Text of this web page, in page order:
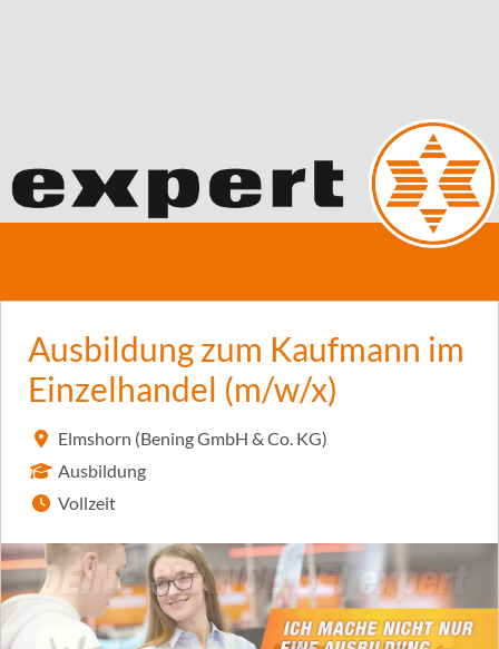
Ausbildung zum Kaufmann im
Einzelhandel (m/w/x)
Elmshorn (Bening GmbH & Co. KG)
Ausbildung
Vollzeit